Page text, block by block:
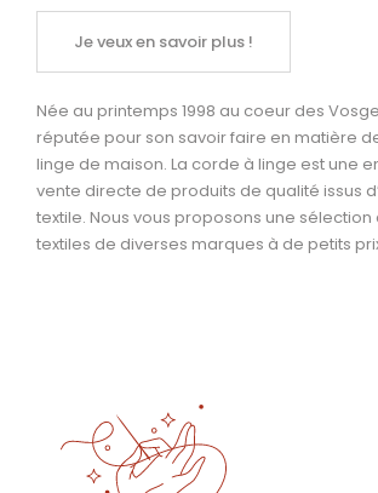
Je veux en savoir plus !
Née au printemps 1998 au coeur des
réputée pour son savoir faire en matière
linge de maison. La corde à linge est une
vente directe de produits de qualité issus
textile. Nous vous proposons une
textiles de diverses marques à de petits